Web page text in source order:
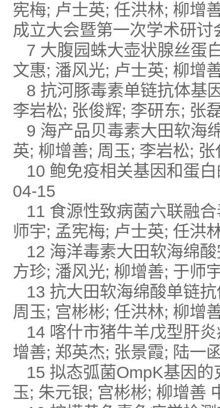
宪梅; 卢士英; 任洪林; 柳增
成立大会暨第一次学术研
7 大腹园蛛大壶状腺丝蛋
文惠; 潘风光; 卢士英; 柳增
8 抗河豚毒素单链抗体基
李岩松; 张俊辉; 李研东; 张
9 海产品贝毒素大田软海
英; 柳增善; 周玉; 李岩松;
10 鲍免疫相关基因和蛋
04-15
11 食源性致病菌六联融
师宇; 孟宪梅; 卢士英; 任洪
12 海洋毒素大田软海绵
方珍; 潘风光; 柳增善; 于师
13 抗大田软海绵酸单链
周玉; 宫彬彬; 任洪林; 柳增
14 喀什市猪牛羊戊型肝
增善; 郑英杰; 张景霞; 陆一
15 拟态弧菌OmpK基因
玉; 朱元银; 宫彬彬; 柳增善